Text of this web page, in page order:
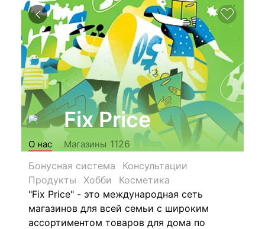
Fix Price
О нас Магазины 1126
Бонусная система
Консультации
Продукты
Хобби
Косметика
"Fix Price" - это международная сеть
магазинов для всей семьи с широким
ассортиментом товаров для дома по